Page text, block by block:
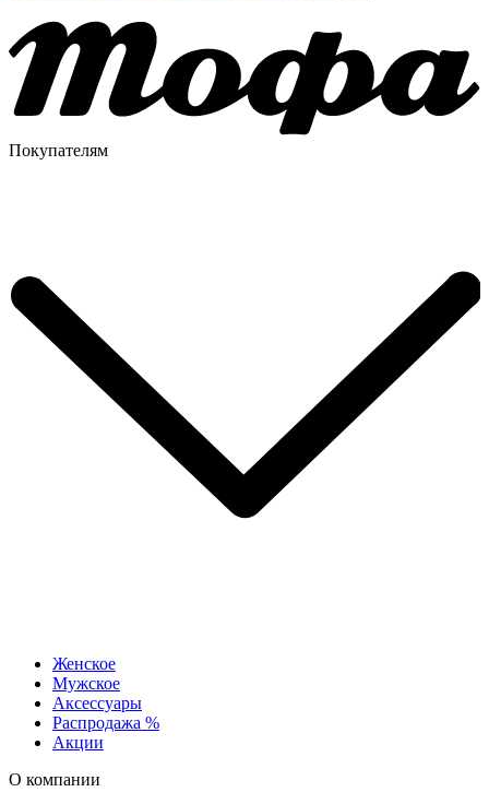
Покупателям
Женское
Мужское
Аксессуары
Распродажа %
Акции
О компании